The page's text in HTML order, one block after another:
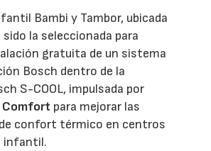
Bambi y Tambor, ubicada
sido la seleccionada para
gratuita de un sistema
Bosch dentro de la
S-COOL, impulsada por
Comfort para mejorar las
confort térmico en centros
infantil.